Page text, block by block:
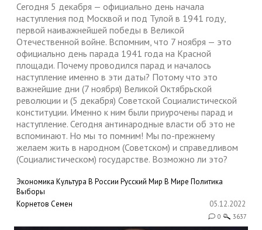
Сегодня 5 декабря — официально день начала
наступления под Москвой и под Тулой в 1941 году,
первой наиважнейшей победы в Великой
Отечественной войне. Вспомним, что 7 ноября — это
официально день парада 1941 года на Красной
площади. Почему проводился парад и началось
наступление именно в эти даты? Потому что это
важнейшие дни (7 ноября) Великой Октябрьской
революции и (5 декабря) Советской Социалистической
конституции. Именно к ним были приурочены парад и
наступление. Сегодня антинародные власти об это не
вспоминают. Но мы то помним! Мы по-прежнему
желаем жить в народном (Советском) и справедливом
(Социалистическом) государстве. Возможно ли это?
Экономика Культура В России Русский Мир В Мире Политика
Выборы
Корнетов Семен
05.12.2022
0 3637